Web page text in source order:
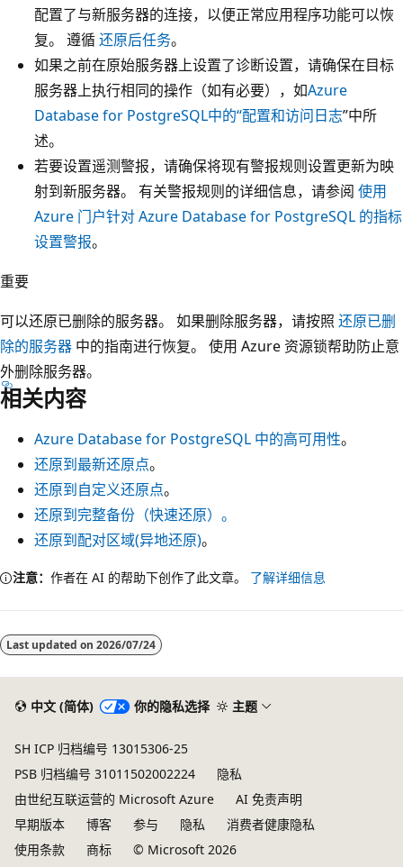
配置了与新服务器的连接，以便正常应用程序功能可以恢
复。 遵循还原后任务。
如果之前在原始服务器上设置了诊断设置，请确保在目标
服务器上执行相同的操作（如有必要），如Azure
Database for PostgreSQL中的“配置和访问日志”中所
述。
若要设置遥测警报，请确保将现有警报规则设置更新为映
射到新服务器。 有关警报规则的详细信息，请参阅 使用
Azure 门户针对 Azure Database for PostgreSQL 的指标
设置警报。
重要
可以还原已删除的服务器。 如果删除服务器，请按照 还原已删
除的服务器 中的指南进行恢复。 使用 Azure 资源锁帮助防止意
外删除服务器。
相关内容
Azure Database for PostgreSQL 中的高可用性。
还原到最新还原点。
还原到自定义还原点。
还原到完整备份（快速还原）。
还原到配对区域(异地还原)。
注意： 作者在 AI 的帮助下创作了此文章。 了解详细信息
Last updated on 2026/07/24
中文 (简体) 你的隐私选择 主题
SH ICP 归档编号 13015306-25
PSB 归档编号 31011502002224
隐私
由世纪互联运营的 Microsoft Azure
AI 免责声明
早期版本
博客 参与 隐私
消费者健康隐私
使用条款
商标 © Microsoft 2026